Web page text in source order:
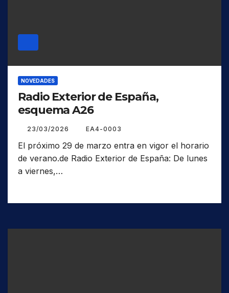
NOVEDADES
Radio Exterior de España,
esquema A26
23/03/2026 EA4-0003
El próximo 29 de marzo entra en vigor el horario
de verano.de Radio Exterior de España: De lunes
a viernes,…